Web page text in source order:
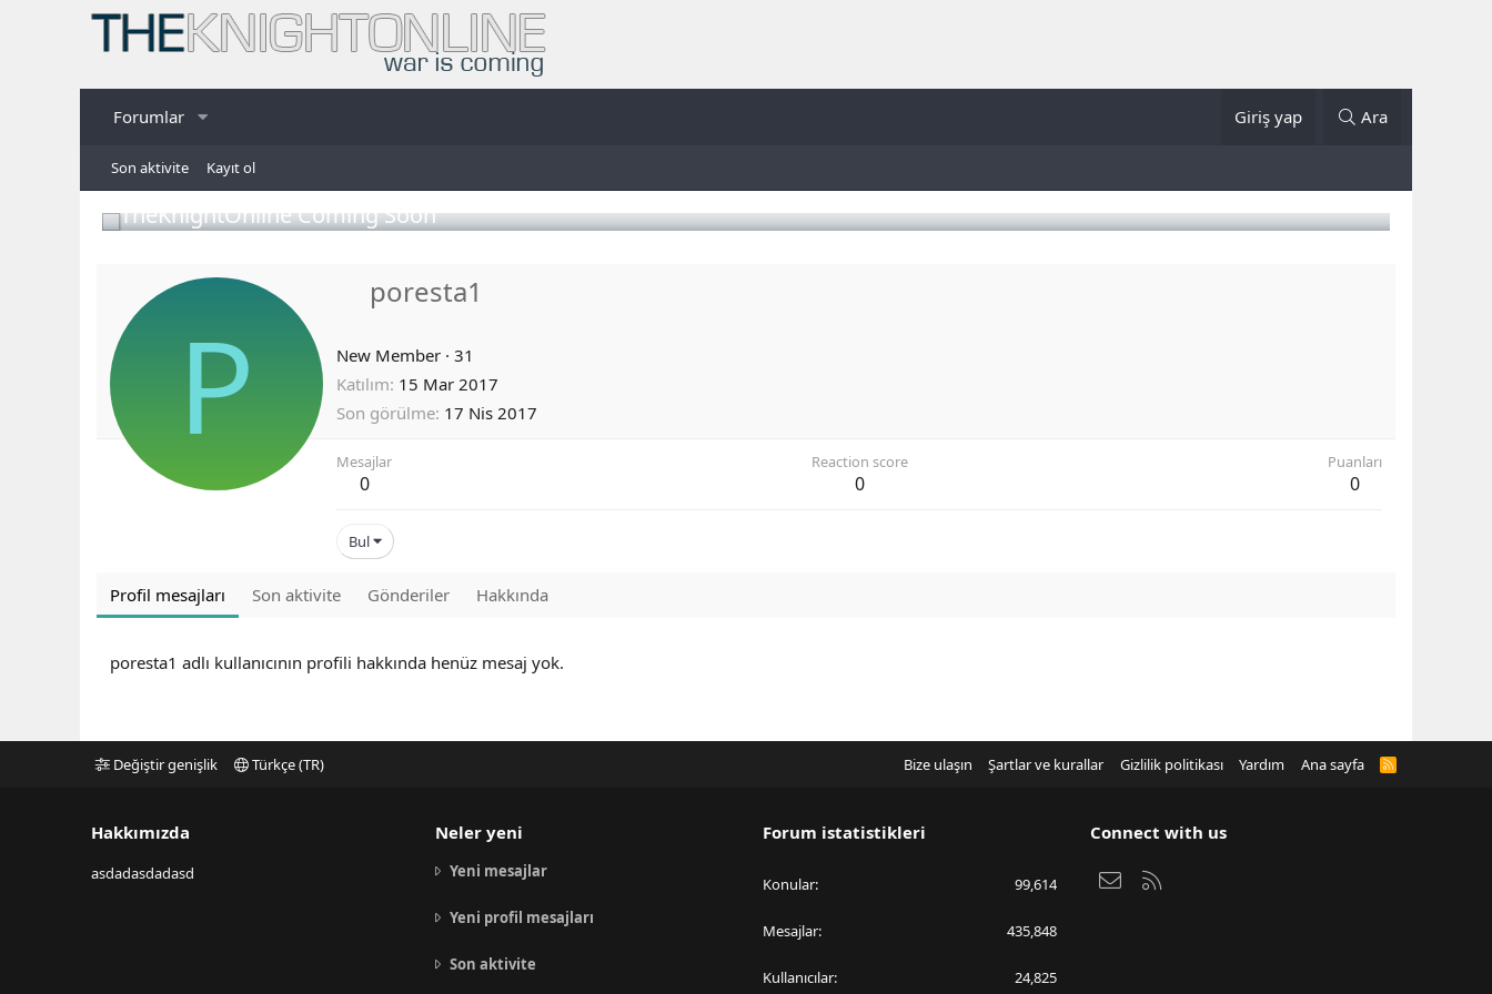
Forumlar Giriş yap Ara
Son aktivite Kayıt ol
TheKnightOnline Coming Soon
P
poresta1
New Member · 31
Katılım 15 Mar 2017
Son görülme 17 Nis 2017
Mesajlar
0
Reaction score
0
Puanları
0
Bul
Profil mesajları Son aktivite Gönderiler Hakkında
poresta1 adlı kullanıcının profili hakkında henüz mesaj yok.
Değiştir genişlik Türkçe (TR) Bize ulaşın Şartlar ve kurallar Gizlilik politikası Yardım Ana sayfa
R
Hakkımızda
asdadasdadasd
Neler yeni
Yeni mesajlar
Yeni profil mesajları
Son aktivite
Forum istatistikleri
Konular 99,614
Mesajlar 435,848
Kullanıcılar 24,825
Connect with us
Bize ulaşın